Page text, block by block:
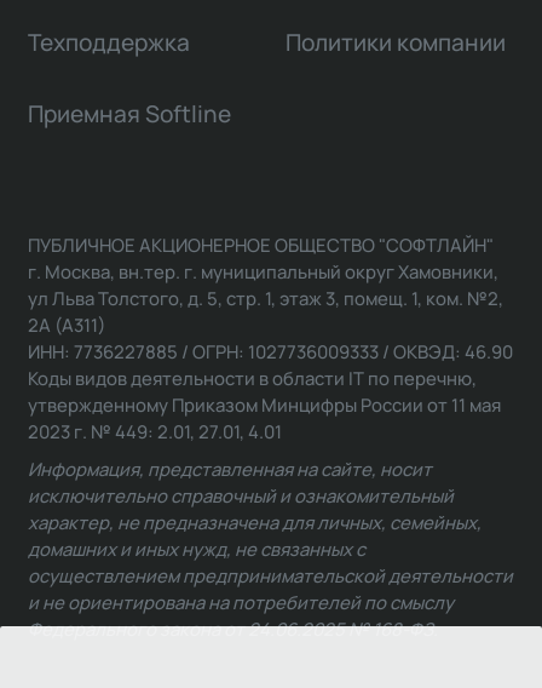
Техподдержка Политики компании
Приемная Softline
ПУБЛИЧНОЕ АКЦИОНЕРНОЕ ОБЩЕСТВО "СОФТЛАЙН"
г. Москва, вн.тер. г. муниципальный округ Хамовники,
ул Льва Толстого, д. 5, стр. 1, этаж 3, помещ. 1, ком. №2,
2А (А311)
ИНН: 7736227885 / ОГРН: 1027736009333 / ОКВЭД: 46.90
Коды видов деятельности в области IT по перечню,
утвержденному Приказом Минцифры России от 11 мая
2023 г. № 449: 2.01, 27.01, 4.01
Информация, представленная на сайте, носит
исключительно справочный и ознакомительный
характер, не предназначена для личных, семейных,
домашних и иных нужд, не связанных с
осуществлением предпринимательской деятельности
и не ориентирована на потребителей по смыслу
Федерального закона от 24.06.2025 № 168-ФЗ.